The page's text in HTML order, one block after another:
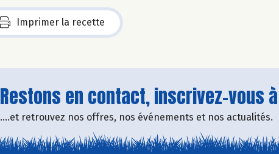
Imprimer la recette
Restons en contact, inscrivez-vous
....et retrouvez nos offres, nos événements et nos actualités.